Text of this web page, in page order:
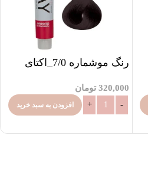
رنگ موشماره 7/0_اکتای
320,000 تومان
افزودن به سبد خرید